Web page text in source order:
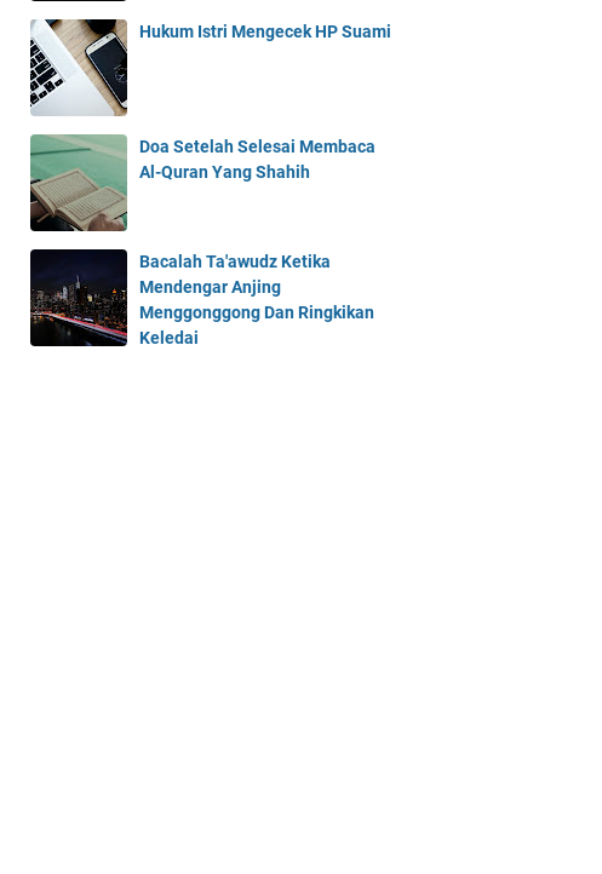
Hukum Istri Mengecek HP Suami
Doa Setelah Selesai Membaca
Al-Quran Yang Shahih
Bacalah Ta'awudz Ketika
Mendengar Anjing
Menggonggong Dan Ringkikan
Keledai